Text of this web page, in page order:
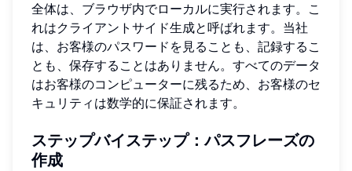
全体は、ブラウザ内でローカルに実行されます。こ
れはクライアントサイド生成と呼ばれます。当社
は、お客様のパスワードを見ることも、記録するこ
とも、保存することはありません。すべてのデータ
はお客様のコンピューターに残るため、お客様のセ
キュリティは数学的に保証されます。
ステップバイステップ：パスフレーズの
作成